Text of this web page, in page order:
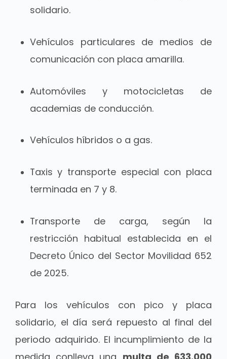
solidario.
Vehículos particulares de medios de
comunicación con placa amarilla.
Automóviles y motocicletas de
academias de conducción.
Vehículos híbridos o a gas.
Taxis y transporte especial con placa
terminada en 7 y 8.
Transporte de carga, según la
restricción habitual establecida en el
Decreto Único del Sector Movilidad 652
de 2025.
Para los vehículos con pico y placa
solidario, el día será repuesto al final del
periodo adquirido. El incumplimiento de la